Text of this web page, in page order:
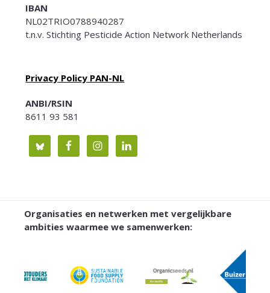
IBAN
NL02TRIO0788940287
t.n.v. Stichting Pesticide Action Network Netherlands
Privacy Policy PAN-NL
ANBI/RSIN
8611 93 581
Organisaties en netwerken met vergelijkbare
ambities waarmee we samenwerken: